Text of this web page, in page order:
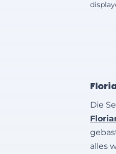
Die
alles